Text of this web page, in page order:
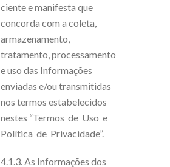
ciente e manifesta que
concorda com a coleta,
armazenamento,
tratamento, processamento
e uso das Informações
enviadas e/ou transmitidas
nos termos estabelecidos
nestes “Termos de Uso e
Política de Privacidade”.
4.1.3. As Informações dos